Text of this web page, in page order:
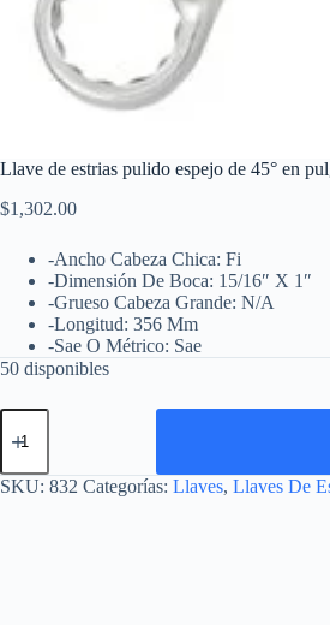
Llave de estrias pulido espejo de 45° en
$1,302.00
-Ancho Cabeza Chica: Fi
-Dimensión De Boca: 15/16″ X 1″
-Grueso Cabeza Grande: N/A
-Longitud: 356 Mm
-Sae O Métrico: Sae
50 disponibles
Llave
de
pulido
espejo
SKU: 832 Categorías: Llaves, Llaves De